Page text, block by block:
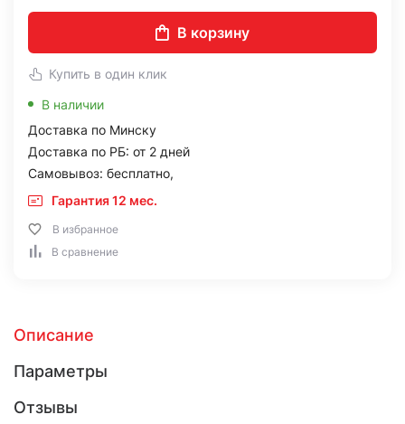
В корзину
Купить в один клик
В наличии
Доставка по Минску
Доставка по РБ: от 2 дней
Самовывоз: бесплатно,
Гарантия 12 мес.
В избранное
В сравнение
Описание
Параметры
Отзывы